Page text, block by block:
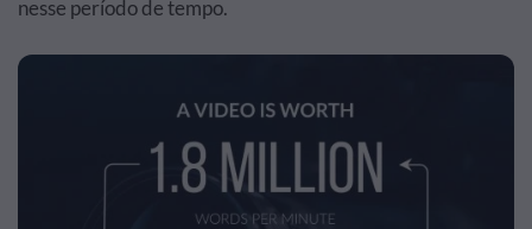
nesse período de tempo.